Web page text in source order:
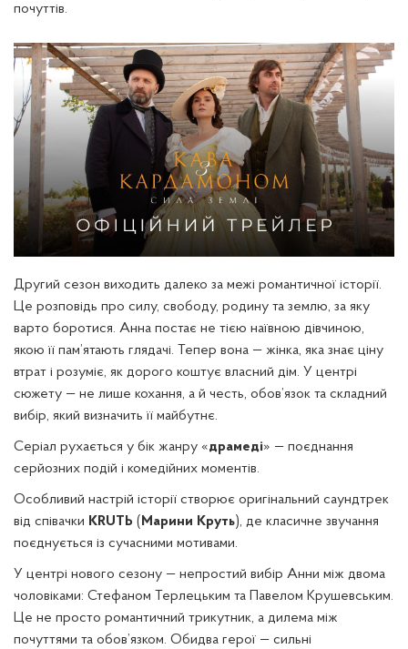
почуттів.
Другий сезон виходить далеко за межі романтичної історії.
Це розповідь про силу, свободу, родину та землю, за яку
варто боротися. Анна постає не тією наївною дівчиною,
якою її пам’ятають глядачі. Тепер вона — жінка, яка знає ціну
втрат і розуміє, як дорого коштує власний дім. У центрі
сюжету — не лише кохання, а й честь, обов’язок та складний
вибір, який визначить її майбутнє.
Серіал рухається у бік жанру «драмеді» — поєднання
серйозних подій і комедійних моментів.
Особливий настрій історії створює оригінальний саундтрек
від співачки KRUTЬ ( Марини Круть), де класичне звучання
поєднується із сучасними мотивами.
У центрі нового сезону — непростий вибір Анни між двома
чоловіками: Стефаном Терлецьким та Павелом Крушевським.
Це не просто романтичний трикутник, а дилема між
почуттями та обов’язком. Обидва герої — сильні